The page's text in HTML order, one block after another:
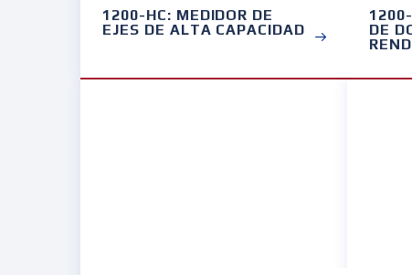
1200-HC: MEDIDOR DE
EJES DE ALTA CAPACIDAD
DE